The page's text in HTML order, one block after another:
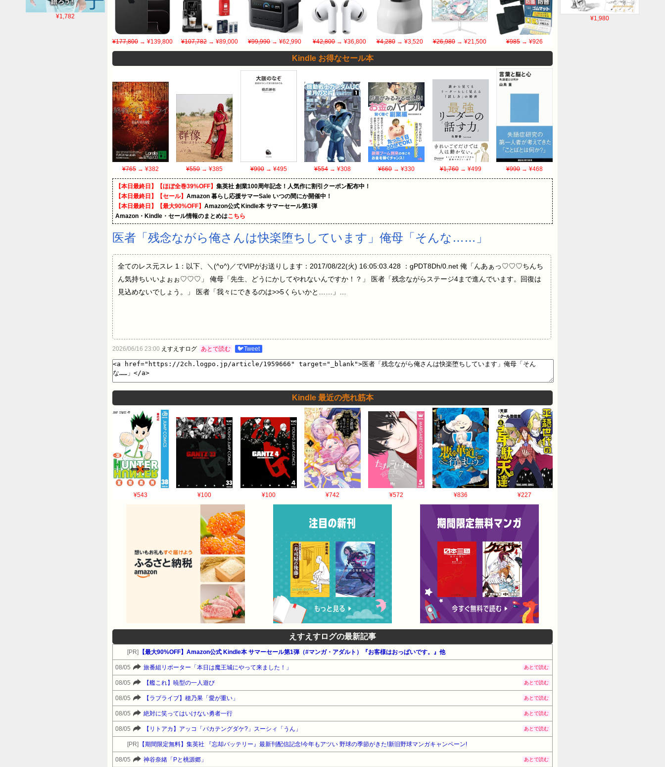
¥1,980
¥1,782
¥177,800 → ¥139,800 ¥107,782→ ¥89,000 ¥99,990→ ¥62,990 ¥42,800→ ¥36,800 ¥4,280→ ¥3,520 ¥26,980→ ¥21,500 ¥985→ ¥926
Kindle お得なセール本
¥765 → ¥382 ¥550→ ¥385 ¥990→ ¥495 ¥554→ ¥308 ¥660→ ¥330 ¥1,760→ ¥499 ¥990→ ¥468
【本日最終日】【ほぼ全巻39%OFF】 集英社 創業100周年記念！人気作に割引クーポン配布中！
【本日最終日】【セール】 Amazon 暮らし応援サマーSale いつの間にか開催中！
【本日最終日】【最大90%OFF】 Amazon公式 Kindle本 サマーセール第1弾
Amazon・Kindle・セール情報のまとめはこちら
医者「残念ながら俺さんは快楽堕ちしています」俺母「そんな……」
全てのレス元スレ 1：以下、＼(^o^)／でVIPがお送りします：2017/08/22(火) 16:05:03.428 ：gPDT8Dh/0.net 俺「んあぁっ♡♡♡ちんち
ん気持ちいいよぉぉ♡♡♡」 俺母「先生、どうにかしてやれないんですか！？」 医者「残念ながらステージ4まで進んでいます。回復は
見込めないでしょう。」 医者「我々にできるのは>>5くらいかと……」…
2026/06/16 23:00 えすえすログ あとで読む 🐦Tweet
Kindle 最近の売れ筋本
¥543 ¥100 ¥100 ¥742 ¥572 ¥836 ¥227
えすえすログの最新記事
[PR] 【最大90%OFF】Amazon公式 Kindle本 サマーセール第1弾（#マンガ・アダルト）『お客様はおっぱいです。』他
08/05 旅番組リポーター「本日は魔王城にやって来ました！」 あとで読む
08/05 【艦これ】暁型の一人遊び あとで読む
08/05 【ラブライブ】穂乃果「愛が重い」 あとで読む
08/05 絶対に笑ってはいけない勇者一行 あとで読む
08/05 【リトアカ】アッコ「バカテングダケ?」スーシィ「うん」 あとで読む
[PR] 【期間限定無料】集英社 『忘却バッテリー』最新刊配信記念!今年もアツい 野球の季節がきた!新旧野球マンガキャンペーン!
08/05 神谷奈緒「Pと桃源郷」 あとで読む